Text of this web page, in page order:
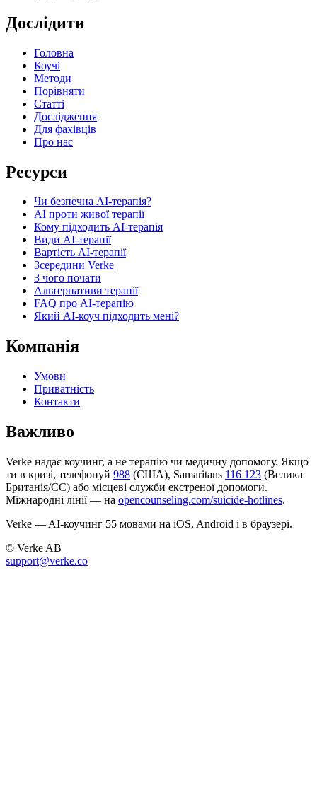
Дослідити
Головна
Коучі
Методи
Порівняти
Статті
Дослідження
Для фахівців
Про нас
Ресурси
Чи безпечна AI-терапія?
AI проти живої терапії
Кому підходить AI-терапія
Види AI-терапії
Вартість AI-терапії
Зсередини Verke
З чого почати
Альтернативи терапії
FAQ про AI-терапію
Який AI-коуч підходить мені?
Компанія
Умови
Приватність
Контакти
Важливо
Verke надає коучинг, а не терапію чи медичну допомогу. Якщо
ти в кризі, телефонуй 988 (США), Samaritans 116 123 (Велика
Британія/ЄС) або місцеві служби екстреної допомоги.
Міжнародні лінії — на opencounseling.com/suicide-hotlines.
Verke — AI-коучинг 55 мовами на iOS, Android і в браузері.
© Verke AB
support@verke.co